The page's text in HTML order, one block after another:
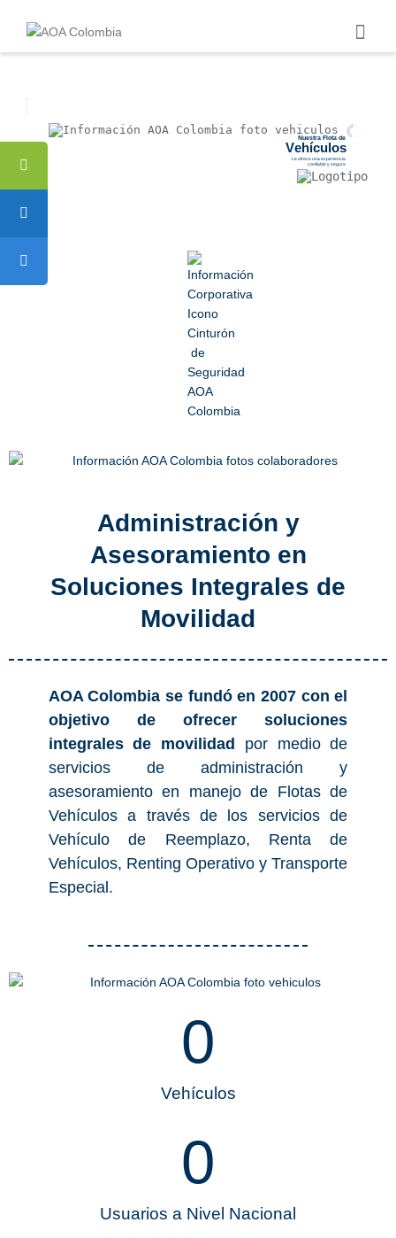
Nuestra Flota de
Vehícu los
Le ofrece una experiencia
confiable y segura
Administración y
Asesoramiento en
Soluciones Integrales de
Movilidad
AOA Colombia se fundó en 2007 con el
objetivo de ofrecer soluciones
integrales de movilidad
por medio de
servicios de administración y
asesoramiento en manejo de Flotas de
Vehículos a través de los servicios de
Vehículo de Reemplazo, Renta de
Vehículos, Renting Operativo y Transporte
Especial.
0
Vehículos
0
Usuarios a Nivel Nacional